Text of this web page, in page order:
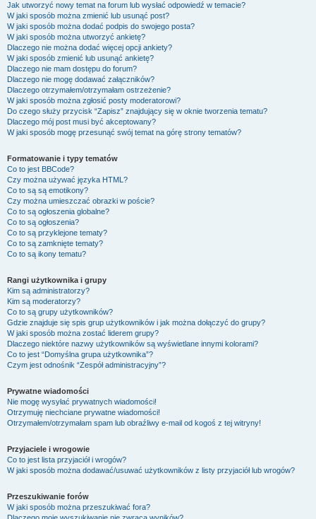
Jak utworzyć nowy temat na forum lub wysłać odpowiedź w temacie?
W jaki sposób można zmienić lub usunąć post?
W jaki sposób można dodać podpis do swojego posta?
W jaki sposób można utworzyć ankietę?
Dlaczego nie można dodać więcej opcji ankiety?
W jaki sposób zmienić lub usunąć ankietę?
Dlaczego nie mam dostępu do forum?
Dlaczego nie mogę dodawać załączników?
Dlaczego otrzymałem/otrzymałam ostrzeżenie?
W jaki sposób można zgłosić posty moderatorowi?
Do czego służy przycisk “Zapisz” znajdujący się w oknie tworzenia tematu?
Dlaczego mój post musi być akceptowany?
W jaki sposób mogę przesunąć swój temat na górę strony tematów?
Formatowanie i typy tematów
Co to jest BBCode?
Czy można używać języka HTML?
Co to są są emotikony?
Czy można umieszczać obrazki w poście?
Co to są ogłoszenia globalne?
Co to są ogłoszenia?
Co to są przyklejone tematy?
Co to są zamknięte tematy?
Co to są ikony tematu?
Rangi użytkownika i grupy
Kim są administratorzy?
Kim są moderatorzy?
Co to są grupy użytkowników?
Gdzie znajduje się spis grup użytkowników i jak można dołączyć do grupy?
W jaki sposób można zostać liderem grupy?
Dlaczego niektóre nazwy użytkowników są wyświetlane innymi kolorami?
Co to jest “Domyślna grupa użytkownika”?
Czym jest odnośnik “Zespół administracyjny”?
Prywatne wiadomości
Nie mogę wysyłać prywatnych wiadomości!
Otrzymuję niechciane prywatne wiadomości!
Otrzymałem/otrzymałam spam lub obraźliwy e-mail od kogoś z tej witryny!
Przyjaciele i wrogowie
Co to jest lista przyjaciół i wrogów?
W jaki sposób można dodawać/usuwać użytkowników z listy przyjaciół lub wrogów?
Przeszukiwanie forów
W jaki sposób można przeszukiwać fora?